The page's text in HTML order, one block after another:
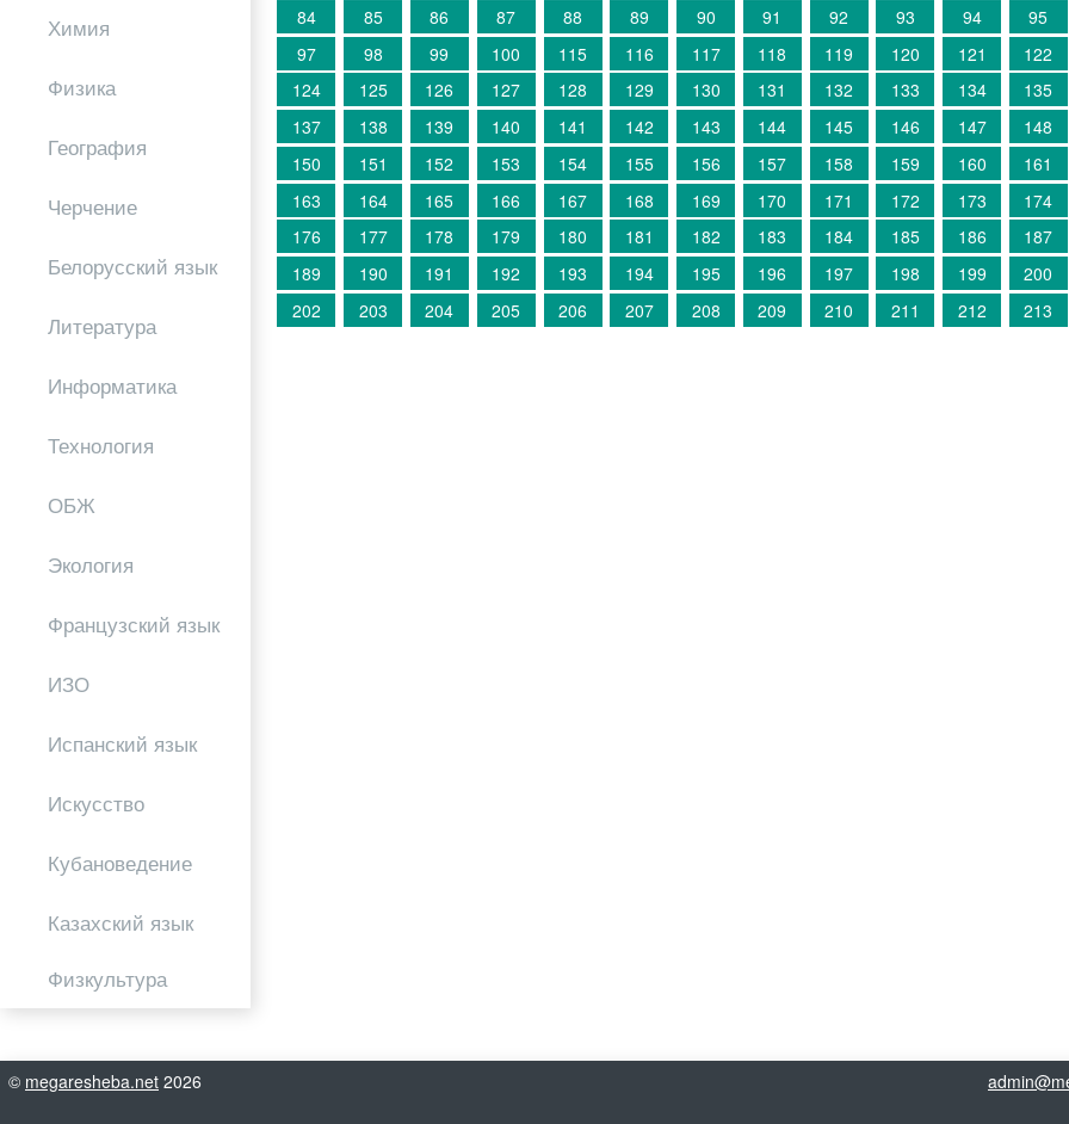
Химия
Физика
География
Черчение
Белорусский язык
Литература
Информатика
Технология
ОБЖ
Экология
Французский язык
ИЗО
Испанский язык
Искусство
Кубановедение
Казахский язык
Физкультура
84
85 86 87 88 89 90 91 92 93 94 95
97
98 99 100 115 116 117 118 119 120 121 122
124
125 126 127 128 129 130 131 132 133 134 135
137
138 139 140 141 142 143 144 145 146 147 148
150
151 152 153 154 155 156 157 158 159 160 161
163
164 165 166 167 168 169 170 171 172 173 174
176
177 178 179 180 181 182 183 184 185 186 187
189
190 191 192 193 194 195 196 197 198 199 200
202
203 204 205 206 207 208 209 210 211 212 213
© megaresheba.net 2026